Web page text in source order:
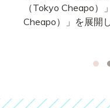
（Tokyo Cheapo）
Cheapo）」を展開